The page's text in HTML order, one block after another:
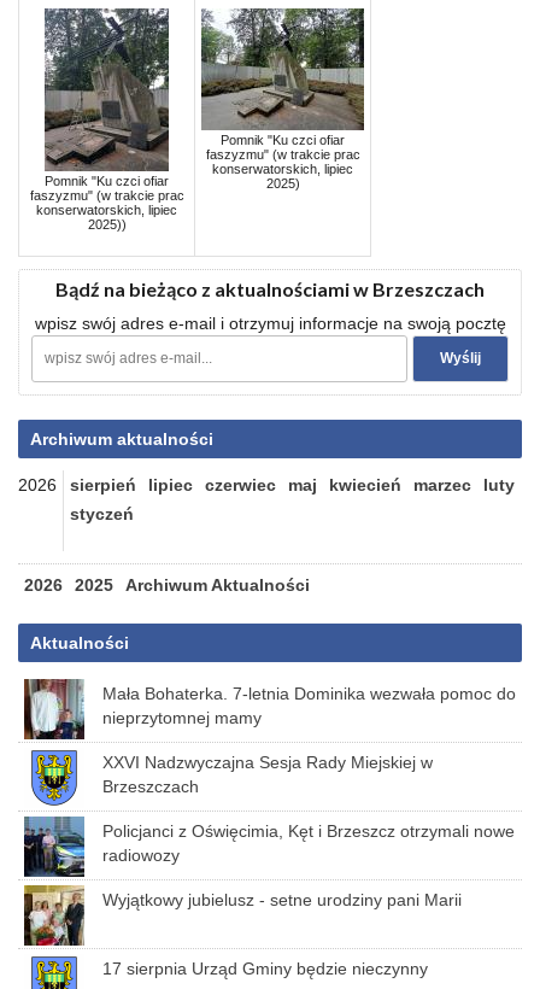
Pomnik "Ku czci ofiar
faszyzmu" (w trakcie prac
konserwatorskich, lipiec
2025))
Pomnik "Ku czci ofiar
faszyzmu" (w trakcie prac
konserwatorskich, lipiec
2025)
Bądź na bieżąco z aktualnościami w Brzeszczach
wpisz swój adres e-mail i otrzymuj informacje na swoją pocztę
Archiwum aktualności
2026 sierpień lipiec czerwiec maj kwiecień marzec
luty
styczeń
2026 2025 Archiwum Aktualności
Aktualności
Mała Bohaterka. 7-letnia Dominika wezwała pomoc do
nieprzytomnej mamy
XXVI Nadzwyczajna Sesja Rady Miejskiej w
Brzeszczach
Policjanci z Oświęcimia, Kęt i Brzeszcz otrzymali nowe
radiowozy
Wyjątkowy jubielusz - setne urodziny pani Marii
17 sierpnia Urząd Gminy będzie nieczynny